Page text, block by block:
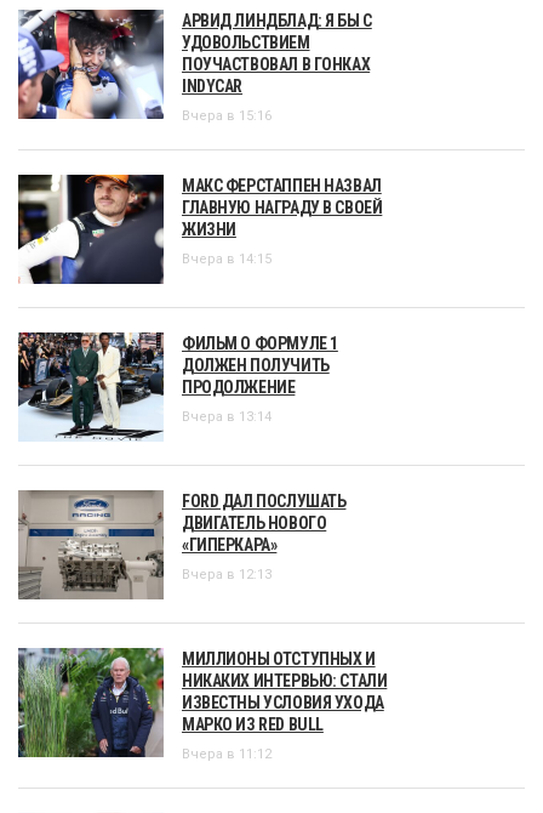
АРВИД ЛИНДБЛАД: Я БЫ С
УДОВОЛЬСТВИЕМ
ПОУЧАСТВОВАЛ В ГОНКАХ
INDYCAR
Вчера в 15:16
МАКС ФЕРСТАППЕН НАЗВАЛ
ГЛАВНУЮ НАГРАДУ В СВОЕЙ
ЖИЗНИ
Вчера в 14:15
ФИЛЬМ О ФОРМУЛЕ 1
ДОЛЖЕН ПОЛУЧИТЬ
ПРОДОЛЖЕНИЕ
Вчера в 13:14
FORD ДАЛ ПОСЛУШАТЬ
ДВИГАТЕЛЬ НОВОГО
«ГИПЕРКАРА»
Вчера в 12:13
МИЛЛИОНЫ ОТСТУПНЫХ И
НИКАКИХ ИНТЕРВЬЮ: СТАЛИ
ИЗВЕСТНЫ УСЛОВИЯ УХОДА
МАРКО ИЗ RED BULL
Вчера в 11:12